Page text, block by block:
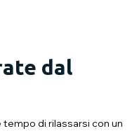
dal
di rilassarsi con un